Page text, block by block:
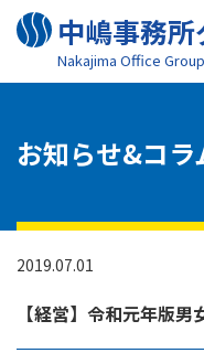
中嶋事務
Nakajima Oﬃce Group
お知らせ&コラ
2019.07.01
【経営】令和元年版